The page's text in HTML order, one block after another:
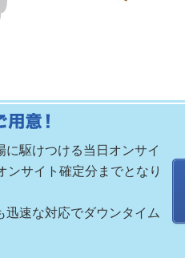
駆けつける当日オンサイ
ンサイト確定分までとなり
迅速な対応でダウンタイム